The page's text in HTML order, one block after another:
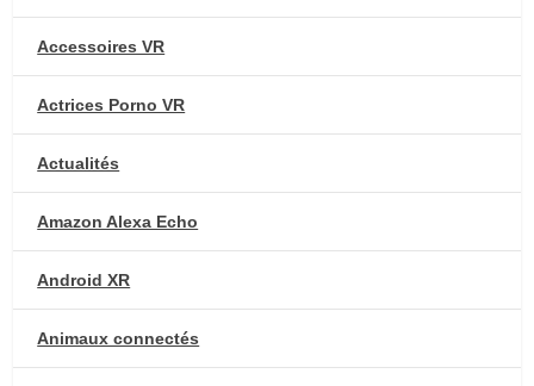
Accessoires VR
Actrices Porno VR
Actualités
Amazon Alexa Echo
Android XR
Animaux connectés